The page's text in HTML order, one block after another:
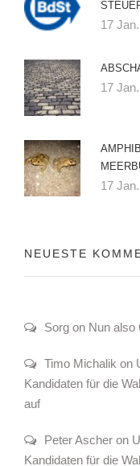
17
17
17
NEUESTE
Sorg on Nun also
Timo Michalik on
Kandidaten für die
auf
Peter Ascher on
Kandidaten für die